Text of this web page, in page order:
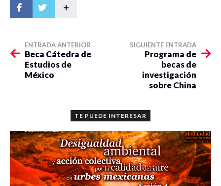
+
ENTRADA ANTERIOR
Beca Cátedra de
Estudios de
México
SIGUIENTE ENTRADA
Programa de
becas de
investigación
sobre China
TE PUEDE INTERESAR